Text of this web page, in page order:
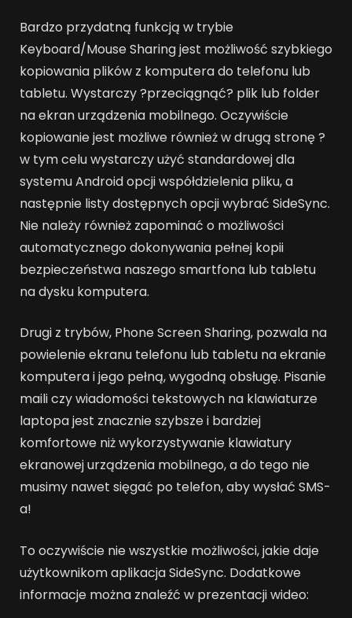
Bardzo przydatną funkcją w trybie
Keyboard/Mouse Sharing jest możliwość szybkiego
kopiowania plików z komputera do telefonu lub
tabletu. Wystarczy ?przeciągnąć? plik lub folder
na ekran urządzenia mobilnego. Oczywiście
kopiowanie jest możliwe również w drugą stronę ?
w tym celu wystarczy użyć standardowej dla
systemu Android opcji współdzielenia pliku, a
następnie listy dostępnych opcji wybrać SideSync.
Nie należy również zapominać o możliwości
automatycznego dokonywania pełnej kopii
bezpieczeństwa naszego smartfona lub tabletu
na dysku komputera.
Drugi z trybów, Phone Screen Sharing, pozwala na
powielenie ekranu telefonu lub tabletu na ekranie
komputera i jego pełną, wygodną obsługę. Pisanie
maili czy wiadomości tekstowych na klawiaturze
laptopa jest znacznie szybsze i bardziej
komfortowe niż wykorzystywanie klawiatury
ekranowej urządzenia mobilnego, a do tego nie
musimy nawet sięgać po telefon, aby wysłać SMS-
a!
To oczywiście nie wszystkie możliwości, jakie daje
użytkownikom aplikacja SideSync. Dodatkowe
informacje można znaleźć w prezentacji wideo: